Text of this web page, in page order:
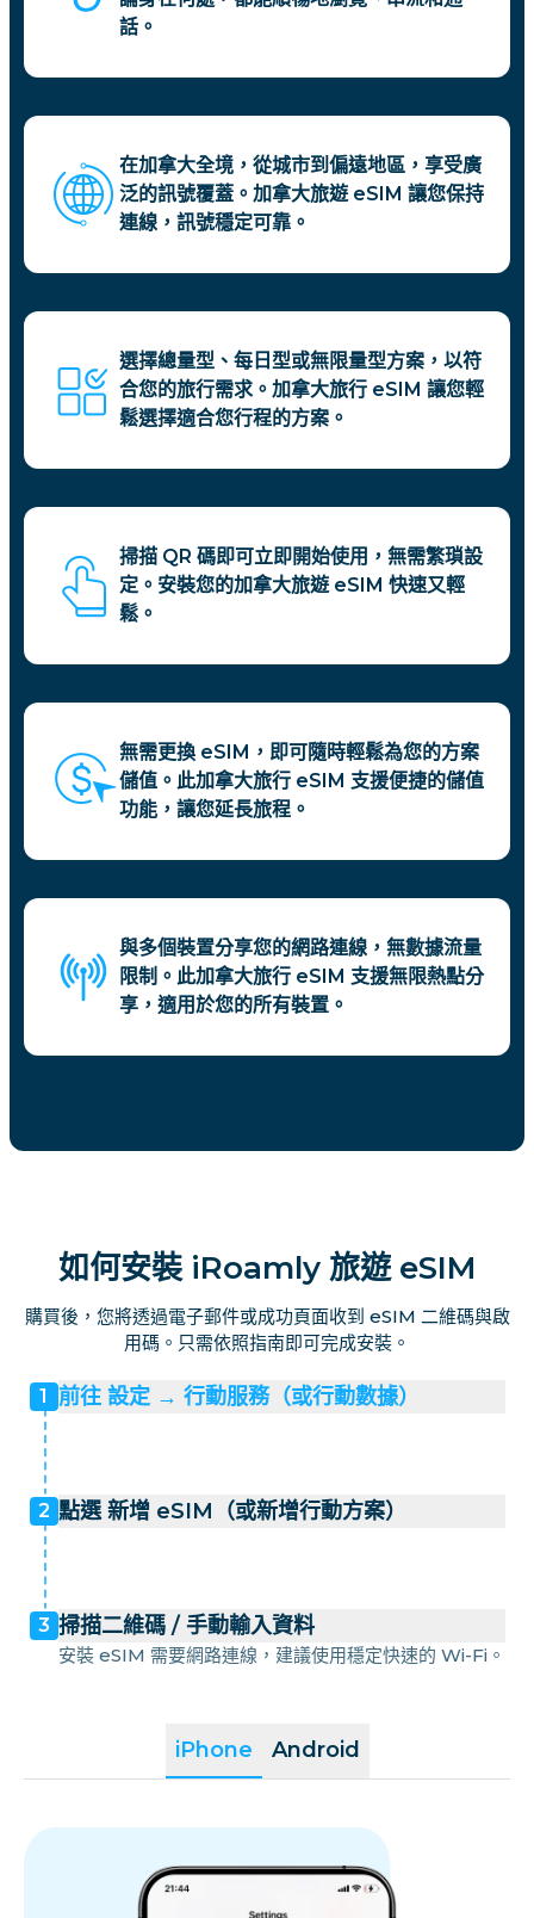
話。
在加拿大全境，從城市到偏遠地區，享受廣
泛的訊號覆蓋。加拿大旅遊 eSIM 讓您保持
連線，訊號穩定可靠。
選擇總量型、每日型或無限量型方案，以符
合您的旅行需求。加拿大旅行 eSIM 讓您輕
鬆選擇適合您行程的方案。
掃描 QR 碼即可立即開始使用，無需繁瑣設
定。安裝您的加拿大旅遊 eSIM 快速又輕
鬆。
無需更換 eSIM，即可隨時輕鬆為您的方案
儲值。此加拿大旅行 eSIM 支援便捷的儲值
功能，讓您延長旅程。
與多個裝置分享您的網路連線，無數據流量
限制。此加拿大旅行 eSIM 支援無限熱點分
享，適用於您的所有裝置。
如何安裝 iRoamly 旅遊 eSIM
購買後，您將透過電子郵件或成功頁面收到 eSIM 二維碼與啟
用碼。只需依照指南即可完成安裝。
iPhone Android
1 前往 設定 → 行動服務（或行動數據）
2 點選 新增 eSIM（或新增行動方案）
3 掃描二維碼 / 手動輸入資料
安裝 eSIM 需要網路連線，建議使用穩定快速的 Wi-Fi。